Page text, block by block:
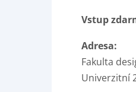
Vstup
Adresa:
Fakulta
Univerzitní